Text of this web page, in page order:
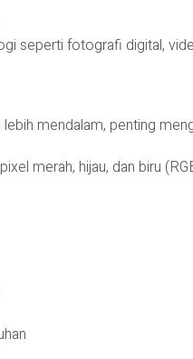
seperti fotografi digital,
mendalam, penting
merah, hijau, dan biru